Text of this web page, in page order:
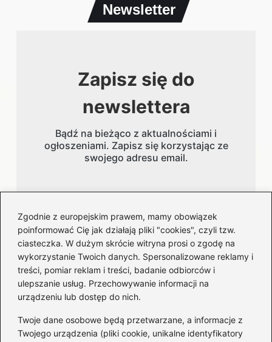
Zgodnie z europejskim prawem, mamy obowiązek
poinformować Cię jak działają pliki "cookies", czyli tzw.
ciasteczka. W dużym skrócie witryna prosi o zgodę na
wykorzystanie Twoich danych. Spersonalizowane reklamy i
treści, pomiar reklam i treści, badanie odbiorców i
ulepszanie usług. Przechowywanie informacji na
urządzeniu lub dostęp do nich.
Twoje dane osobowe będą przetwarzane, a informacje z
Twojego urządzenia (pliki cookie, unikalne identyfikatory
Newsletter
Zapisz się do
newslettera
Bądź na bieżąco z aktualnościami i
ogłoszeniami. Zapisz się korzystając ze
swojego adresu email.
Adres email
Kategorie
Artyści (20)